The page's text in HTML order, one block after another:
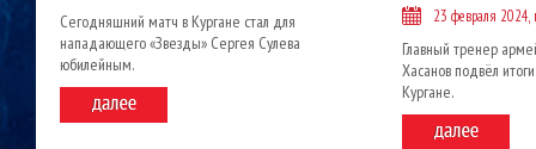
Сегодняшний матч в Кургане стал для
нападающего «Звезды» Сергея Сулева
юбилейным.
23 февраля
Главный тренер
Хасанов подвёл
Кургане.